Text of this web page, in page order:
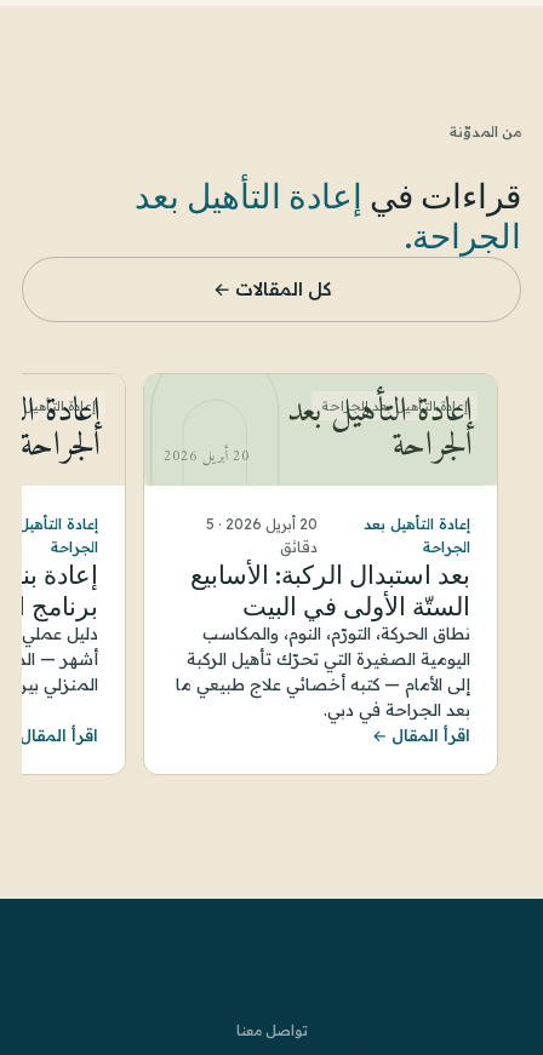
من المدوّنة
قراءات في إعادة التأهيل بعد
الجراحة.
كل المقالات ←
إعادة التأهيل بعد الجراحة
إعادة التأهيل بعد
الجراحة 20 أبريل 2026
إعادة التأهيل بعد
الجراحة
20 أبريل 2026 ·
5
دقائق
بعد استبدال الركبة: الأسابيع
الستّة الأولى في البيت
نطاق الحركة، التورّم، النوم، والمكاسب
اليومية الصغيرة التي تحرّك تأهيل الركبة
إلى الأمام — كتبه أخصائي علاج طبيعي ما
بعد الجراحة في دبي.
اقرأ المقال ←
إعادة التأهيل
إعادة
الجراحة
إعادة التأهيل
الجراحة
إعادة
برنامج
دليل عملي
أشهر —
المنزلي بين
اقرأ المقال ←
تواصل معنا